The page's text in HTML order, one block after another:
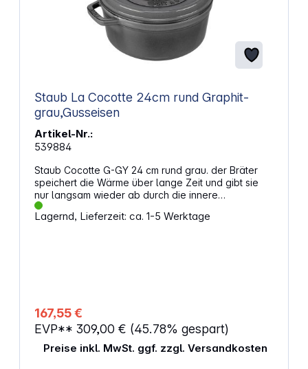
Staub La Cocotte 24cm rund Graphit-
grau,Gusseisen
Artikel-Nr.:
539884
Staub Cocotte G-GY 24 cm rund grau. der Bräter
speichert die Wärme über lange Zeit und gibt sie
nur langsam wieder ab durch die innere
Emaillebeschichtung wird dieser Effekt verstärkt und
der Eigengeschmack von Speisen wird intensiviert
hitzebeständig, induktionsgeeignet Höhe: 15,3 cm
Höhe ohne Deckel: 10,5 cm Länge: 30 cm Volumen:
3,8 l Farbe: grau Material: Gusseisen
Lagernd, Lieferzeit: ca. 1-5 Werktage
167,55 €
EVP** 309,00 € (45.78% gespart)
Preise inkl. MwSt. ggf. zzgl. Versandkosten